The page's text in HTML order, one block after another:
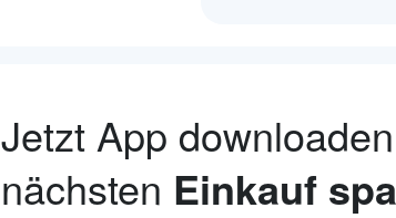
Jetzt App
nächsten Einkauf